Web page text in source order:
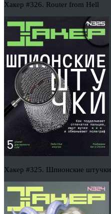
Хакер #326. Router from Hell
Хакер #325. Шпионские штучки